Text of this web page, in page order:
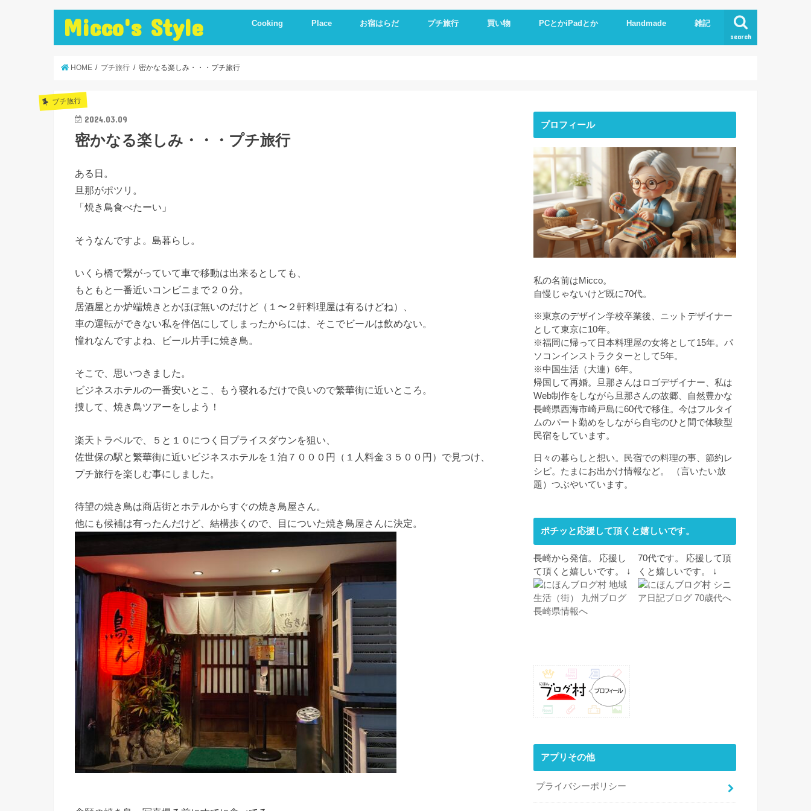
Micco's Style search
Cooking
cooking idea
冷蔵庫の残り物で作る
手抜き簡単レシピ
ダイエットレシピ
節約レシピ
保存食
炊飯器料理
簡単おやつ
低温調理
簡単＋一品
まかない
お弁当
レシピとか
美味しいもの
便利調理器
Place
崎戸
佐世保
長崎
大連
久留米
福岡
お宿はらだ
修学旅行
体験民宿夕ご飯
体験民宿朝食
プチ旅行
Hotel
朝食
ランチ
夕食
買い物
海外通販
PCとかiPadとか
iPhone
ipad
Excel.Word
AI
Handmade
Knit
ストーンアート
服作り
雑記
読書
HOME プチ旅行 密かなる楽しみ・・・プチ旅行
プチ旅行
2024.03.09
密かなる楽しみ・・・プチ旅行
ある日。
旦那がポツリ。
「焼き鳥食べたーい」
そうなんですよ。島暮らし。
いくら橋で繋がっていて車で移動は出来るとしても、
もともと一番近いコンビニまで２０分。
居酒屋とか炉端焼きとかほぼ無いのだけど（１〜２軒料理屋は有るけどね）、
車の運転ができない私を伴侶にしてしまったからには、そこでビールは飲めない。
憧れなんですよね、ビール片手に焼き鳥。
そこで、思いつきました。
ビジネスホテルの一番安いとこ、もう寝れるだけで良いので繁華街に近いところ。
捜して、焼き鳥ツアーをしよう！
楽天トラベルで、５と１０につく日プライスダウンを狙い、
佐世保の駅と繁華街に近いビジネスホテルを１泊７０００円（１人料金３５００円）で見つけ、
プチ旅行を楽しむ事にしました。
待望の焼き鳥は商店街とホテルからすぐの焼き鳥屋さん。
他にも候補は有ったんだけど、結構歩くので、目についた焼き鳥屋さんに決定。
プロフィール
私の名前はMicco。
自慢じゃないけど既に70代。
※東京のデザイン学校卒業後、ニットデザイナー
として東京に10年。
※福岡に帰って日本料理屋の女将として15年。パ
ソコンインストラクターとして5年。
※中国生活（大連）6年。
帰国して再婚。旦那さんはロゴデザイナー、私は
Web制作をしながら旦那さんの故郷、自然豊かな
長崎県西海市崎戸島に60代で移住。今はフルタイ
ムのパート勤めをしながら自宅のひと間で体験型
民宿をしています。
日々の暮らしと想い。民宿での料理の事、節約レ
シピ。たまにお出かけ情報など。 （言いたい放
題）つぶやいています。
ポチッと応援して頂くと嬉しいです。
長崎から発信。 応援し
て頂くと嬉しいです。 ↓
70代です。 応援して頂
くと嬉しいです。 ↓
アプリその他
プライバシーポリシー